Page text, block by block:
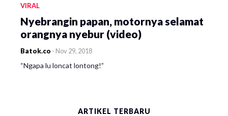
VIRAL
Nyebrangin papan, motornya selamat
orangnya nyebur (video)
Batok.co - Nov 29, 2018
“Ngapa lu loncat lontong!”
ARTIKEL TERBARU